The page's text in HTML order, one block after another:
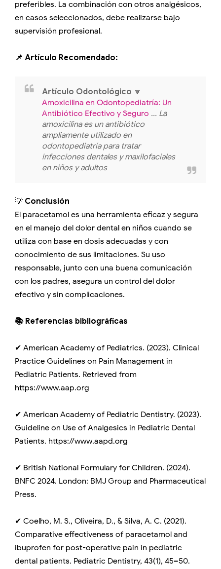
preferibles. La combinación con otros analgésicos,
en casos seleccionados, debe realizarse bajo
supervisión profesional.
📌 Artículo Recomendado:
Artículo Odontológico 🔽
Amoxicilina en Odontopediatría: Un
Antibiótico Efectivo y Seguro ... La
amoxicilina es un antibiótico
ampliamente utilizado en
odontopediatría para tratar
infecciones dentales y maxilofaciales
en niños y adultos
💡 Conclusión
El paracetamol es una herramienta eficaz y segura
en el manejo del dolor dental en niños cuando se
utiliza con base en dosis adecuadas y con
conocimiento de sus limitaciones. Su uso
responsable, junto con una buena comunicación
con los padres, asegura un control del dolor
efectivo y sin complicaciones.
📚 Referencias bibliográficas
✔ American Academy of Pediatrics. (2023). Clinical
Practice Guidelines on Pain Management in
Pediatric Patients. Retrieved from
https://www.aap.org
✔ American Academy of Pediatric Dentistry. (2023).
Guideline on Use of Analgesics in Pediatric Dental
Patients. https://www.aapd.org
✔ British National Formulary for Children. (2024).
BNFC 2024. London: BMJ Group and Pharmaceutical
Press.
✔ Coelho, M. S., Oliveira, D., & Silva, A. C. (2021).
Comparative effectiveness of paracetamol and
ibuprofen for post-operative pain in pediatric
dental patients. Pediatric Dentistry, 43(1), 45–50.